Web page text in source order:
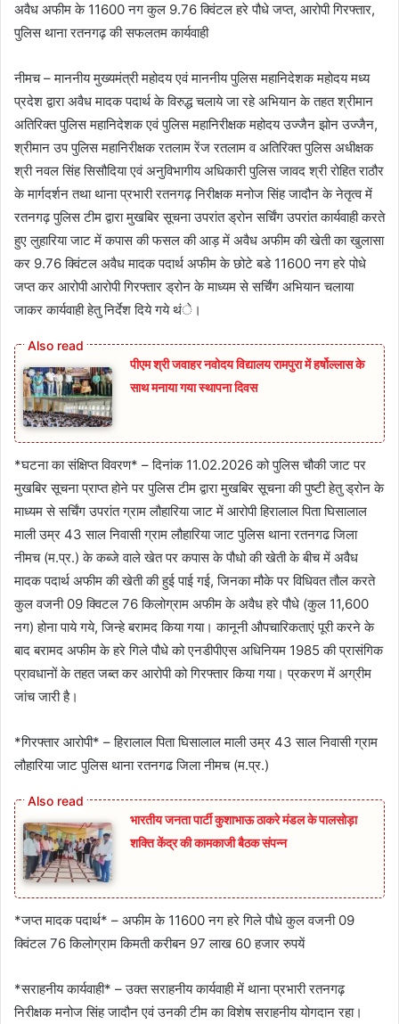
अवैध अफीम के 11600 नग कुल 9.76 क्विंटल हरे पौधे जप्त, आरोपी गिरफ्तार,
पुलिस थाना रतनगढ़ की सफलतम कार्यवाही
नीमच – माननीय मुख्यमंत्री महोदय एवं माननीय पुलिस महानिदेशक महोदय मध्य
प्रदेश द्वारा अवैध मादक पदार्थ के विरुद्ध चलाये जा रहे अभियान के तहत श्रीमान
अतिरिक्त पुलिस महानिदेशक एवं पुलिस महानिरीक्षक महोदय उज्जैन झोन उज्जैन,
श्रीमान उप पुलिस महानिरीक्षक रतलाम रेंज रतलाम व अतिरिक्त पुलिस अधीक्षक
श्री नवल सिंह सिसौदिया एवं अनुविभागीय अधिकारी पुलिस जावद श्री रोहित राठौर
के मार्गदर्शन तथा थाना प्रभारी रतनगढ़ निरीक्षक मनोज सिंह जादौन के नेतृत्व में
रतनगढ़ पुलिस टीम द्वारा मुखबिर सूचना उपरांत ड्रोन सर्चिंग उपरांत कार्यवाही करते
हुए लुहारिया जाट में कपास की फसल की आड़ में अवैध अफीम की खेती का खुलासा
कर 9.76 क्विंटल अवैध मादक पदार्थ अफीम के छोटे बडे 11600 नग हरे पोधे
जप्त कर आरोपी आरोपी गिरफ्तार ड्रोन के माध्यम से सर्चिंग अभियान चलाया
जाकर कार्यवाही हेतु निर्देश दिये गये थंे।
पीएम श्री जवाहर नवोदय विद्यालय रामपुरा में हर्षोल्लास के
साथ मनाया गया स्थापना दिवस
*घटना का संक्षिप्त विवरण* – दिनांक 11.02.2026 को पुलिस चौकी जाट पर
मुखबिर सूचना प्राप्त होने पर पुलिस टीम द्वारा मुखबिर सूचना की पुष्टी हेतु ड्रोन के
माध्यम से सर्चिंग उपरांत ग्राम लौहारिया जाट में आरोपी हिरालाल पिता घिसालाल
माली उम्र 43 साल निवासी ग्राम लौहारिया जाट पुलिस थाना रतनगढ जिला
नीमच (म.प्र.) के कब्जे वाले खेत पर कपास के पौधो की खेती के बीच में अवैध
मादक पदार्थ अफीम की खेती की हुई पाई गई, जिनका मौके पर विधिवत तौल करते
कुल वजनी 09 क्विटल 76 किलोग्राम अफीम के अवैध हरे पौधे (कुल 11,600
नग) होना पाये गये, जिन्हे बरामद किया गया। कानूनी औपचारिकताएं पूरी करने के
बाद बरामद अफीम के हरे गिले पौधे को एनडीपीएस अधिनियम 1985 की प्रासंगिक
प्रावधानों के तहत जब्त कर आरोपी को गिरफ्तार किया गया। प्रकरण में अग्रीम
जांच जारी है।
*गिरफ्तार आरोपी* – हिरालाल पिता घिसालाल माली उम्र 43 साल निवासी ग्राम
लौहारिया जाट पुलिस थाना रतनगढ जिला नीमच (म.प्र.)
भारतीय जनता पार्टी कुशाभाऊ ठाकरे मंडल के पालसोड़ा
शक्ति केंद्र की कामकाजी बैठक संपन्न
*जप्त मादक पदार्थ* – अफीम के 11600 नग हरे गिले पौधे कुल वजनी 09
क्विंटल 76 किलोग्राम किमती करीबन 97 लाख 60 हजार रुपयें
*सराहनीय कार्यवाही* – उक्त सराहनीय कार्यवाही में थाना प्रभारी रतनगढ़
निरीक्षक मनोज सिंह जादौन एवं उनकी टीम का विशेष सराहनीय योगदान रहा।